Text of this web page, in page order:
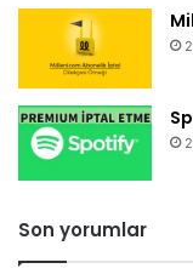
Son yorumlar